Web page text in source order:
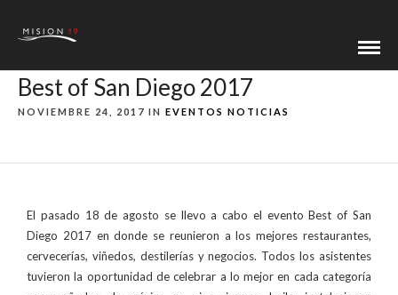
Best of San Diego 2017
NOVIEMBRE 24, 2017 IN EVENTOS NOTICIAS
El pasado 18 de agosto se llevo a cabo el evento Best of San
Diego 2017 en donde se reunieron a los mejores restaurantes,
cervecerías, viñedos, destilerías y negocios. Todos los asistentes
tuvieron la oportunidad de celebrar a lo mejor en cada categoría